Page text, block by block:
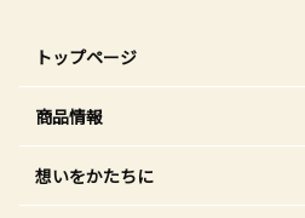
トップページ
商品情報
想いをかたちに